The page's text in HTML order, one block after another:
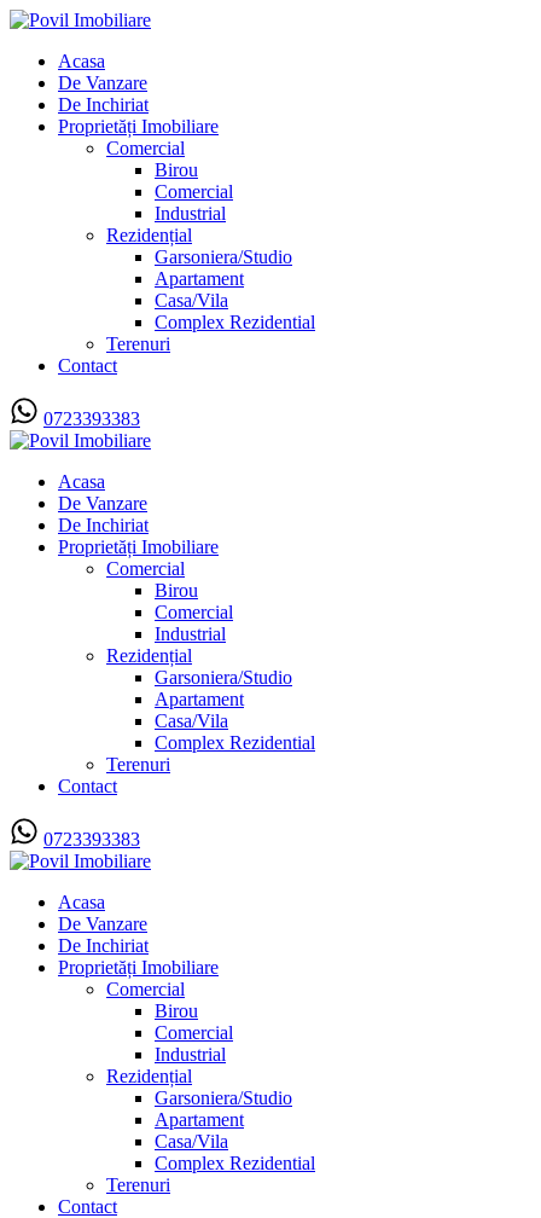
Acasa
De Vanzare
De Inchiriat
Proprietăți Imobiliare
Comercial
Birou
Comercial
Industrial
Rezidențial
Garsoniera/Studio
Apartament
Casa/Vila
Complex Rezidential
Terenuri
Contact
0723393383
Acasa
De Vanzare
De Inchiriat
Proprietăți Imobiliare
Comercial
Birou
Comercial
Industrial
Rezidențial
Garsoniera/Studio
Apartament
Casa/Vila
Complex Rezidential
Terenuri
Contact
0723393383
Acasa
De Vanzare
De Inchiriat
Proprietăți Imobiliare
Comercial
Birou
Comercial
Industrial
Rezidențial
Garsoniera/Studio
Apartament
Casa/Vila
Complex Rezidential
Terenuri
Contact